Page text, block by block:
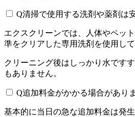
Q清掃で使用する洗剤や薬剤は
エクスクリーンでは、人体やペッ
準をクリアした専用洗剤を使用して
クリーニング後はしっかり水です
もありません。
Q追加料金がかかる場合があり
基本的に当日の急な追加料金は発